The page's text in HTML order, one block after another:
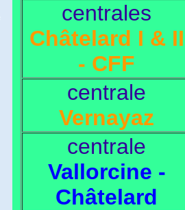
centrales
Châtelard I & II
- CFF
centrale
Vernayaz
centrale
Vallorcine -
Châtelard